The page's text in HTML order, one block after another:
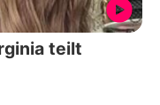
teilt